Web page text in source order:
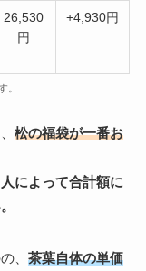
26,530
円
+4,930円
。
松の福袋が一番お
によって合計額に
、 茶葉自体の単価